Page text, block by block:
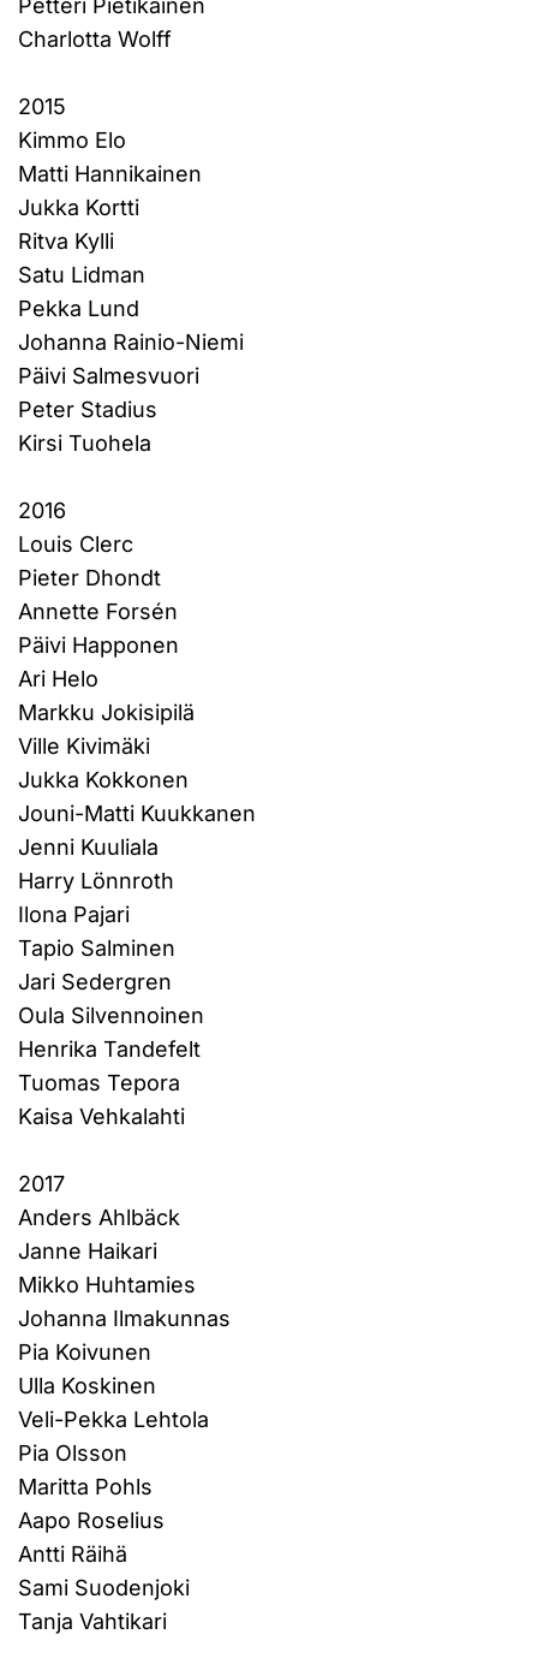
Petteri Pietikäinen
Charlotta Wolff
2015
Kimmo Elo
Matti Hannikainen
Jukka Kortti
Ritva Kylli
Satu Lidman
Pekka Lund
Johanna Rainio-Niemi
Päivi Salmesvuori
Peter Stadius
Kirsi Tuohela
2016
Louis Clerc
Pieter Dhondt
Annette Forsén
Päivi Happonen
Ari Helo
Markku Jokisipilä
Ville Kivimäki
Jukka Kokkonen
Jouni-Matti Kuukkanen
Jenni Kuuliala
Harry Lönnroth
Ilona Pajari
Tapio Salminen
Jari Sedergren
Oula Silvennoinen
Henrika Tandefelt
Tuomas Tepora
Kaisa Vehkalahti
2017
Anders Ahlbäck
Janne Haikari
Mikko Huhtamies
Johanna Ilmakunnas
Pia Koivunen
Ulla Koskinen
Veli-Pekka Lehtola
Pia Olsson
Maritta Pohls
Aapo Roselius
Antti Räihä
Sami Suodenjoki
Tanja Vahtikari